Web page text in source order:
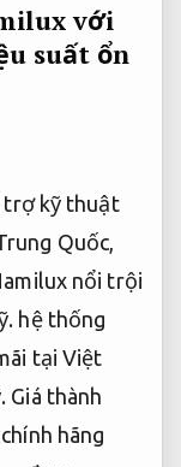
với
suất ổn
trợ kỹ thuật
Quốc,
nổi trội
hệ thống
tại Việt
Giá thành
hãng